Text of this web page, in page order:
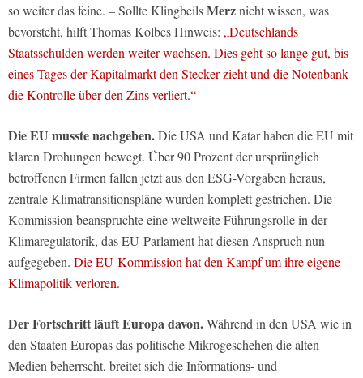
so weiter das feine. – Sollte KlingbeilsMerznicht wissen, was
bevorsteht, hilft Thomas Kolbes Hinweis: „Deutschlands
Staatsschulden werden weiter wachsen. Dies geht so lange gut, bis
eines Tages der Kapitalmarkt den Stecker zieht und die Notenbank
die Kontrolle über den Zins verliert.“
Die EU musste nachgeben.Die USA und Katar haben die EU mit
klaren Drohungen bewegt. Über 90 Prozent der ursprünglich
betroffenen Firmen fallen jetzt aus den ESG-Vorgaben heraus,
zentrale Klimatransitionspläne wurden komplett gestrichen. Die
Kommission beanspruchte eine weltweite Führungsrolle in der
Klimaregulatorik, das EU-Parlament hat diesen Anspruch nun
aufgegeben. Die EU-Kommission hat den Kampf um ihre eigene
Klimapolitik verloren.
Der Fortschritt läuft Europa davon.Während in den USA wie in
den Staaten Europas das politische Mikrogeschehen die alten
Medien beherrscht, breitet sich die Informations- und